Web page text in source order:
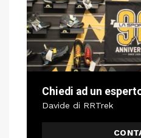
Chiedi ad un
Davide di RRTrek